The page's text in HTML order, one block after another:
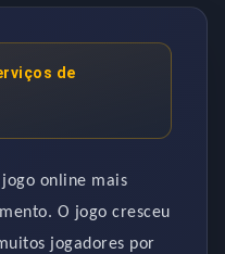
de
online mais
O jogo cresceu
jogadores por